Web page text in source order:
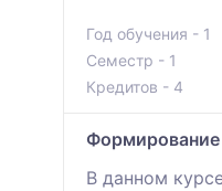
Год обучения - 1
Семестр - 1
Кредитов - 4
Формирование
В данном